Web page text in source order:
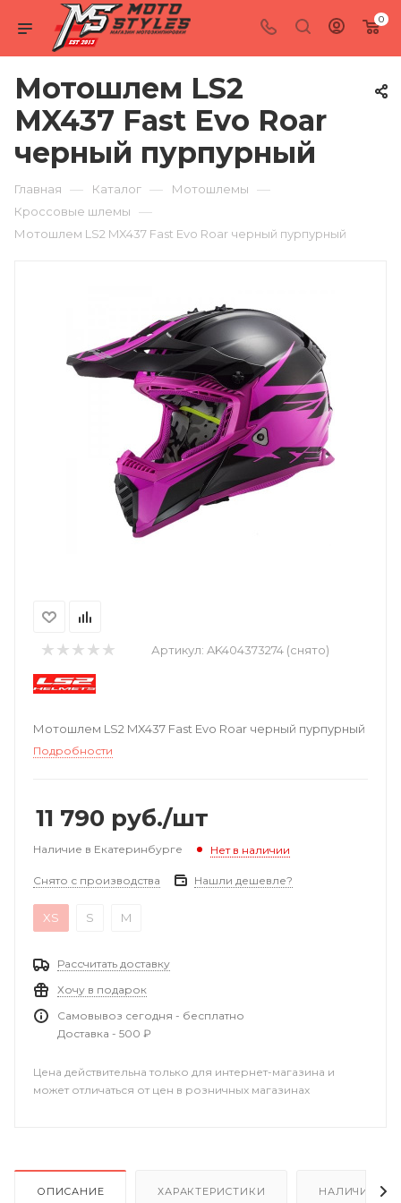
0
Мотошлем LS2
MX437 Fast Evo Roar
черный пурпурный
Главная — Каталог — Мотошлемы —
Кроссовые шлемы —
Мотошлем LS2 MX437 Fast Evo Roar черный пурпурный
Артикул: AK404373274 (снято)
Мотошлем LS2 MX437 Fast Evo Roar черный пурпурный
Подробности
11 790 руб./шт
Наличие в Екатеринбурге Нет в наличии
Снято с производства Нашли дешевле?
XS S M
Рассчитать доставку
Хочу в подарок
Самовывоз сегодня - бесплатно
Доставка - 500 ₽
Цена действительна только для интернет-магазина и
может отличаться от цен в розничных магазинах
ОПИСАНИЕ ХАРАКТЕРИСТИКИ НАЛИЧИЕ В